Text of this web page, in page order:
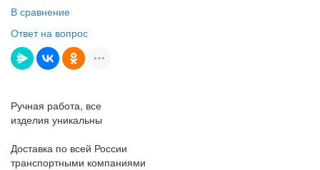
В сравнение
Ответ на вопрос
Ручная работа, все
изделия уникальны
Доставка по всей России
транспортными компаниями